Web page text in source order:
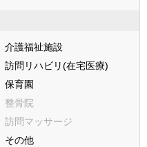
高知県
長崎県
介護福祉施設
訪問リハビリ(在宅医療)
保育園
整骨院
訪問マッサージ
その他